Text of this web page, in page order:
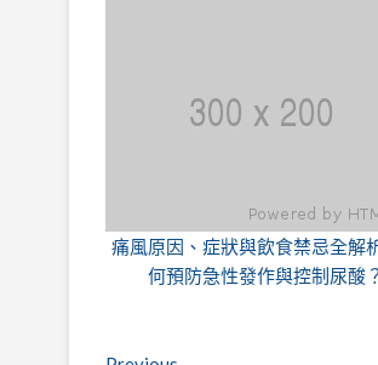
痛風原因、症狀與飲食禁忌全解
何預防急性發作與控制尿酸？